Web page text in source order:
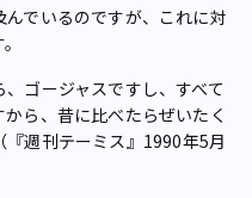
でいるのですが、これに対
、ゴージャスですし、すべて
ら、昔に比べたらぜいたく
週刊テーミス』1990年5月